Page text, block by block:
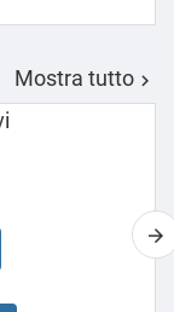
Mostra tutto 